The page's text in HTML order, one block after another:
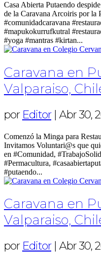
Casa Abierta Putaendo
de la Caravana Arcoiris por la
#comunidadcaravana
#mapukokurrufkutral
#yoga #mantras #kirtan...
Caravana en
Valparaiso,
por Editor| Abr 30,
Comenzó la Minga para
Invitamos Voluntari@s que
en #Comunidad,
#Permacultura,
#putaendo...
Caravana en
Valparaiso,
por Editor| Abr 30,